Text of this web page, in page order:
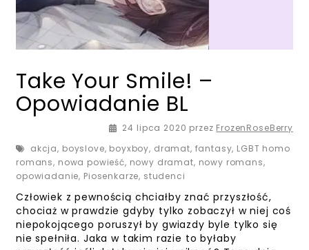
Take Your Smile! –
Opowiadanie BL
24 lipca 2020 24 lipca 2020
przez FrozenRoseBerry
akcja, boyslove, boyxboy, dramat, fantasy, LGBT homo
romans, nowa powieść, nowy dramat, nowy romans,
opowiadanie, Piosenkarze, studenci
Człowiek z pewnością chciałby znać przyszłość,
chociaż w prawdzie gdyby tylko zobaczył w niej coś
niepokojącego poruszył by gwiazdy byle tylko się
nie spełniła. Jaka w takim razie to byłaby